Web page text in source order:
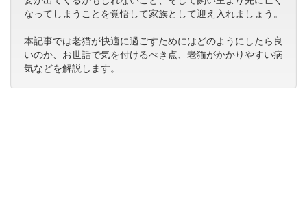
なってしまうことを覚悟して家族として迎え入れましょう。
本記事では老猫が快適に過ごすためにはどのようにしたら良
いのか、お世話で気を付けるべき点、老猫がかかりやすい病
気などを解説します。